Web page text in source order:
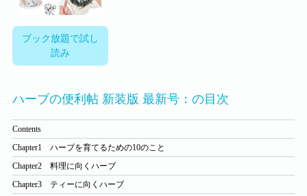
ブック放題で試し
読み
ハーブの便利帖 新装版 最新号：の目次
Contents
Chapter1 ハーブを育てるための10のこと
Chapter2 料理に向くハーブ
Chapter3 ティーに向くハーブ